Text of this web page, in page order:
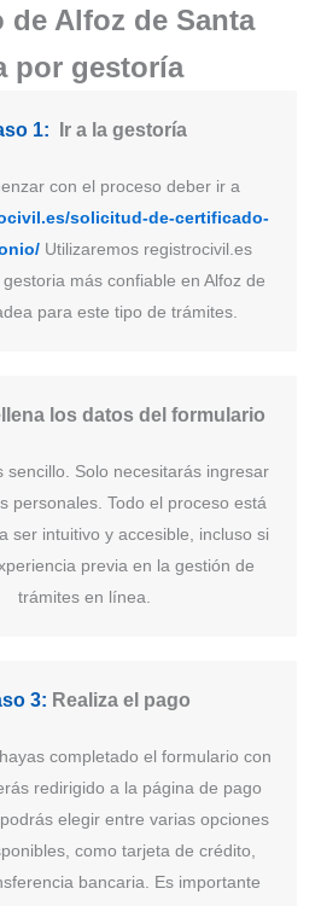
de Alfoz de Santa
por gestoría
1: Ir a la gestoría
con el proceso deber ir a
solicitud-de-certificado-
Utilizaremos registrocivil.es
más confiable en Alfoz de
para este tipo de trámites.
los datos del formulario
sencillo. Solo necesitarás ingresar
personales. Todo el proceso está
ser intuitivo y accesible, incluso si
previa en la gestión de
trámites en línea.
3: Realiza el pago
completado el formulario con
redirigido a la página de pago
elegir entre varias opciones
como tarjeta de crédito,
bancaria. Es importante